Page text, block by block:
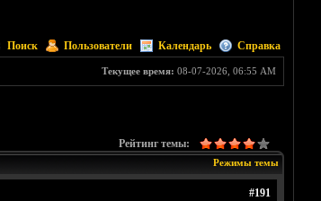
Поиск Пользователи Календарь Справка
Текущее время: 08-07-2026, 06:55 AM
Рейтинг темы:
Режимы темы
#191